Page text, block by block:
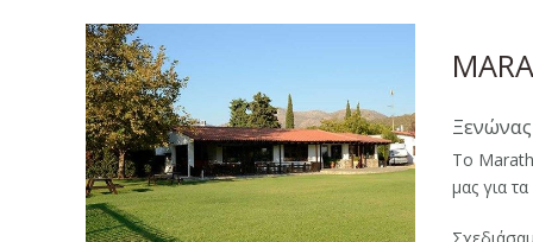
Το
μας για